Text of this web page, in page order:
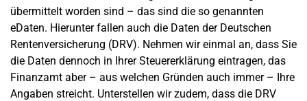
übermittelt worden sind – das sind die so genannten
eDaten. Hierunter fallen auch die Daten der Deutschen
Rentenversicherung (DRV). Nehmen wir einmal an, dass Sie
die Daten dennoch in Ihrer Steuererklärung eintragen, das
Finanzamt aber – aus welchen Gründen auch immer – Ihre
Angaben streicht. Unterstellen wir zudem, dass die DRV